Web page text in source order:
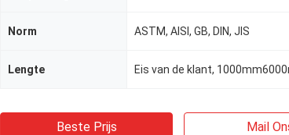
Norm ASTM, AISI, GB, DIN, JIS
Lengte
Beste Prijs Mail